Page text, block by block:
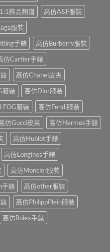
飾品頻道
高仿A&F服裝
服裝
手錶
高仿Burberry服裝
仿Cartier手錶
高仿Chanel皮夹
服裝
高仿Dior服裝
FOG服裝
高仿Fendi服裝
仿Gucci皮夹
高仿Hermes手錶
高仿Hublot手錶
高仿Longines手錶
高仿Moncler服裝
手錶
高仿other服裝
高仿PhilippPlein服裝
高仿Rolex手錶